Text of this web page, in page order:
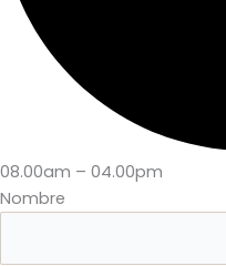
08.00am – 04.00pm
Nombre